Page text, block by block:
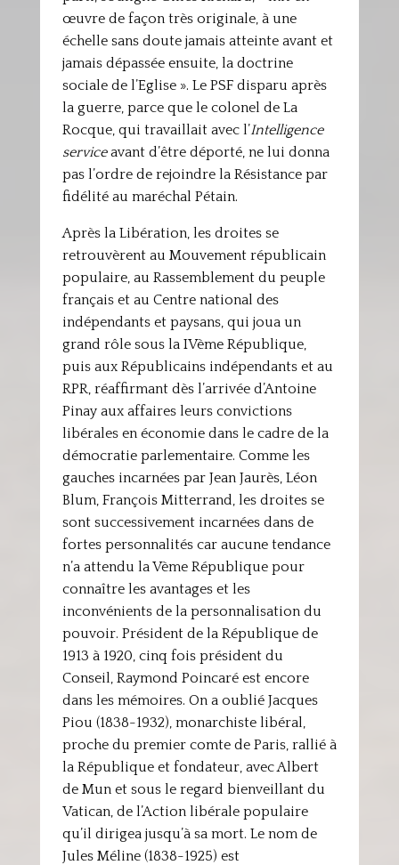
œuvre de façon très originale, à une
échelle sans doute jamais atteinte avant et
jamais dépassée ensuite, la doctrine
sociale de l’Eglise ». Le PSF disparu après
la guerre, parce que le colonel de La
Rocque, qui travaillait avec l’Intelligence
serviceavant d’être déporté, ne lui donna
pas l’ordre de rejoindre la Résistance par
fidélité au maréchal Pétain.
Après la Libération, les droites se
retrouvèrent au Mouvement républicain
populaire, au Rassemblement du peuple
français et au Centre national des
indépendants et paysans, qui joua un
grand rôle sous la IVème République,
puis aux Républicains indépendants et au
RPR, réaffirmant dès l’arrivée d’Antoine
Pinay aux affaires leurs convictions
libérales en économie dans le cadre de la
démocratie parlementaire. Comme les
gauches incarnées par Jean Jaurès, Léon
Blum, François Mitterrand, les droites se
sont successivement incarnées dans de
fortes personnalités car aucune tendance
n’a attendu la Vème République pour
connaître les avantages et les
inconvénients de la personnalisation du
pouvoir. Président de la République de
1913 à 1920, cinq fois président du
Conseil, Raymond Poincaré est encore
dans les mémoires. On a oublié Jacques
Piou (1838-1932), monarchiste libéral,
proche du premier comte de Paris, rallié à
la République et fondateur, avec Albert
de Mun et sous le regard bienveillant du
Vatican, de l’Action libérale populaire
qu’il dirigea jusqu’à sa mort. Le nom de
Jules Méline (1838-1925) est